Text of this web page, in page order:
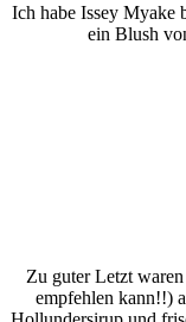
Ich habe Issey Myake
ein Blush
Zu guter Letzt
empfehlen kann!!)